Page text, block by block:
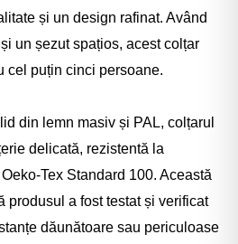
și un design rafinat. Având
un șezut spațios, acest colțar
cel puțin cinci persoane.
din lemn masiv și PAL, colțarul
delicată, rezistentă la
Tex Standard 100. Această
produsul a fost testat și verificat
dăunătoare sau periculoase